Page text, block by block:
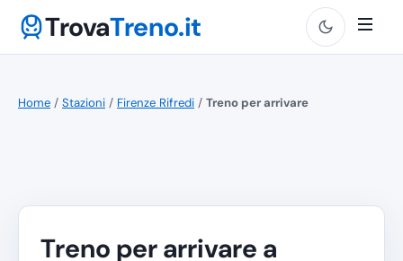
TrovaTreno.it
Home / Stazioni / Firenze Rifredi / Treno per arrivare
Treno per arrivare a